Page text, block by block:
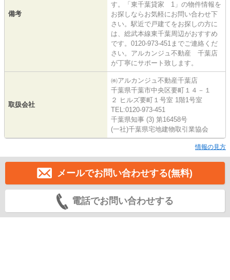
備考
す。「東千葉貸家 1」の物件情報を
お探しならお気軽にお問い合わせ下
さい。駅近で戸建てをお探しの方に
は、総武本線東千葉周辺がおすすめ
です。0120-973-451までご連絡くだ
さい。アルカンジュ不動産 千葉店
が丁寧にサポート致します。
取扱会社
㈱アルカンジュ不動産千葉店
千葉県千葉市中央区要町１４－１
２ ヒルズ要町１号室 1階1号室
TEL:0120-973-451
千葉県知事 (3) 第16458号
(一社)千葉県宅地建物取引業協会
情報の見方
メールでお問い合わせする(無料)
電話でお問い合わせする